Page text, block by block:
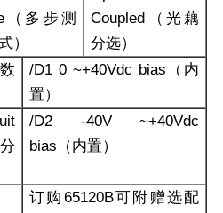
（多步测
）
Coupled
（光藕
分选）
/D1 0 ~+40Vdc bias （内
置）
/D2 -40V ~+40Vdc
bias （内置）
订购65120B可附赠选配